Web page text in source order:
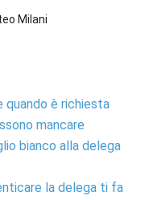
Milani
quando è richiesta
mancare
bianco alla delega
la delega ti fa